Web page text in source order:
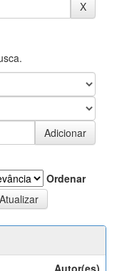
Ordenar
Autor(es)